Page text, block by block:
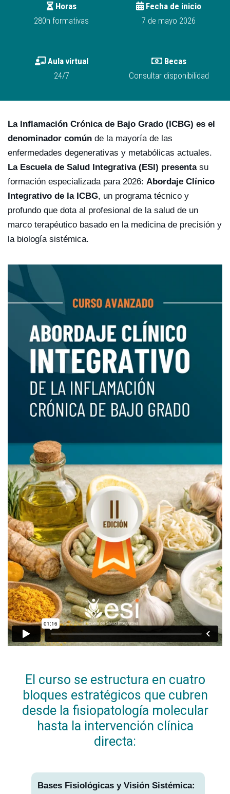
Horas
280h formativas
Fecha de inicio
7 de mayo 2026
Aula virtual
24/7
Becas
Consultar disponibilidad
La Inflamación Crónica de Bajo Grado (ICBG) es el
denominador común de la mayoría de las
enfermedades degenerativas y metabólicas actuales.
La Escuela de Salud Integrativa (ESI) presentasu
formación especializada para 2026: Abordaje Clínico
Integrativo de la ICBG, un programa técnico y
profundo que dota al profesional de la salud de un
marco terapéutico basado en la medicina de precisión y
la biología sistémica.
El curso se estructura en cuatro
bloques estratégicos que cubren
desde la fisiopatología molecular
hasta la intervención clínica
directa:
Bases Fisiológicas y Visión Sistémica: